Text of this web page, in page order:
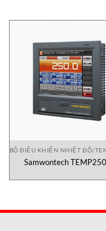
Samwontech
Samwontech